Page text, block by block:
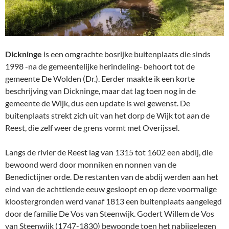
Dickninge is een omgrachte bosrijke buitenplaats die sinds
1998 -na de gemeentelijke herindeling- behoort tot de
gemeente De Wolden (Dr.). Eerder maakte ik een korte
beschrijving van Dickninge, maar dat lag toen nog in de
gemeente de Wijk, dus een update is wel gewenst. De
buitenplaats strekt zich uit van het dorp de Wijk tot aan de
Reest, die zelf weer de grens vormt met Overijssel.
Langs de rivier de Reest lag van 1315 tot 1602 een abdij, die
bewoond werd door monniken en nonnen van de
Benedictijner orde. De restanten van de abdij werden aan het
eind van de achttiende eeuw gesloopt en op deze voormalige
kloostergronden werd vanaf 1813 een buitenplaats aangelegd
door de familie De Vos van Steenwijk. Godert Willem de Vos
van Steenwijk (1747-1830) bewoonde toen het nabijgelegen